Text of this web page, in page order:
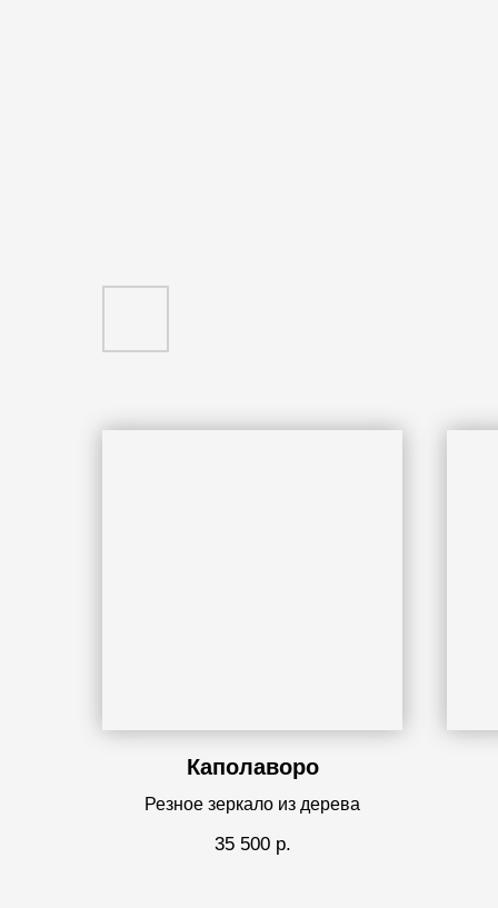
Каполаворо
Резное зеркало из дерева
35 500 р.